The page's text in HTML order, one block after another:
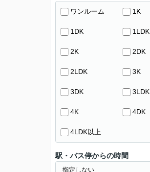
ワンルーム 1K
1DK 1LDK
2K 2DK
2LDK 3K
3DK 3LDK
4K 4DK
4LDK以上
駅・バス停からの時間